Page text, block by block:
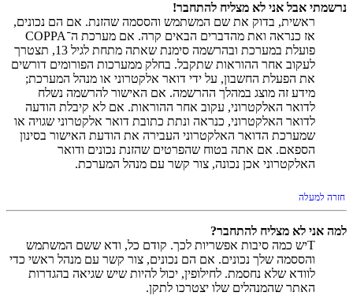
נרשמתי אבל אני לא מצליח להתחבר!
ראשית, בדוק את שם המשתמש והססמה שהזנת. אם הם נכונים,
אז כנראה ואת מהדברים הבאים קרה. אם מערכת ה־COPPA
פועלת במערכת ובהרשמה סימנת שאתה מתחת לגיל 13, תצטרך
לעקוב אחר ההוראות שתקבל. בחלק ממערכות הפורומים דורשים
את הפעלת החשבון, על ידי דואר אלקטרוני או מנהל המערכת;
מידע זה מוצג במהלך ההרשמה. אם האישור להרשמה נשלח
לדואר האלקטרוני, עקוב אחר ההוראות. אם לא קיבלת הודעה
לדואר האלקטרוני, כנראה ונתת כתובת דואר אלקטרוני שגויה או
שמערכת הדואר האלקטרוני העבירה את הודעת האישור בסינון
הספאם. אם אתה בטוח שהפרטים שהזנת נכונים ודואר
האלקטרוני אכן נכונה, צור קשר עם מנהל המערכת.
חזרה למעלה
למה אני לא מצליח להתחבר?
Tיש כמה סיבות אפשריות לכך. קודם כל, ודא ששם המשתמש
והססמה שלך נכונים. אם הם נכונים, צור קשר עם מנהל ראשי כדי
לוודא שלא נחסמת. לחילופין, יכול להיות שיש שגיאה בהגדרות
האתר שהמנהלים שלו יצטרכו לתקן.